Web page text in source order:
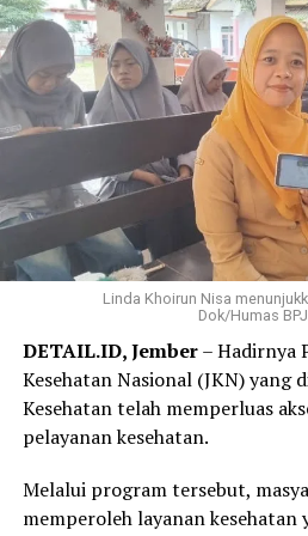
tidak mampu melunasinya
mencicil sedikit demi sedikit
pembayaran terasa jauh lebih
31 Juli 2026.
Elok mengaku hanya
melalui WhatsApp PANDAWA
Program REHAB 3.0.
Menurutnya, proses yang
mengharuskannya datang ke
membuat layanan tersebut
diakses.
“Saya langsung mendaftar
Aplikasi Mobile JKN dan
skema cicilan yang fleksibel
karena saya bisa mencicil
Linda Khoirun Nisa
Dok/Humas
DETAIL.ID, Jember– Hadirnya
Kesehatan Nasional (JKN) yang
Kesehatan telah memperluas
pelayanan kesehatan.
Melalui program tersebut,
memperoleh layanan kesehatan